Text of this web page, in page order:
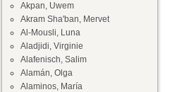
Akpan, Uwem
Akram Sha'ban, Mervet
Al-Mousli, Luna
Aladjidi, Virginie
Alafenisch, Salim
Alamán, Olga
Alaminos, María